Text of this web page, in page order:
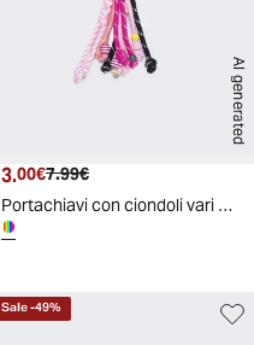
AI generated
Prezzo attuale
3.00€ Prezzo originale
7.99€
Portachiavi con ciondoli vari soggetti - Multicolore
Sale-49%